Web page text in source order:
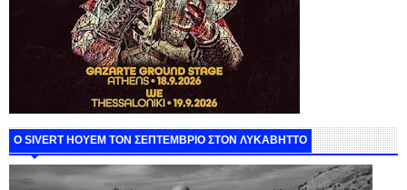
Ο SIVERT HOYEM ΤΟΝ ΣΕΠΤΕΜΒΡΙΟ ΣΤΟΝ ΛΥΚΑΒΗΤΤΟ